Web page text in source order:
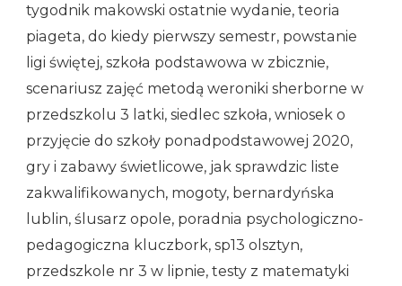
tygodnik makowski ostatnie wydanie, teoria
piageta, do kiedy pierwszy semestr, powstanie
ligi świętej, szkoła podstawowa w zbicznie,
scenariusz zajęć metodą weroniki sherborne w
przedszkolu 3 latki, siedlec szkoła, wniosek o
przyjęcie do szkoły ponadpodstawowej 2020,
gry i zabawy świetlicowe, jak sprawdzic liste
zakwalifikowanych, mogoty, bernardyńska
lublin, ślusarz opole, poradnia psychologiczno-
pedagogiczna kluczbork, sp13 olsztyn,
przedszkole nr 3 w lipnie, testy z matematyki